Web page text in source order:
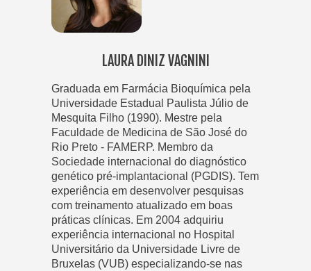
LAURA DINIZ VAGNINI
Graduada em Farmácia Bioquímica pela
Universidade Estadual Paulista Júlio de
Mesquita Filho (1990). Mestre pela
Faculdade de Medicina de São José do
Rio Preto - FAMERP. Membro da
Sociedade internacional do diagnóstico
genético pré-implantacional (PGDIS). Tem
experiência em desenvolver pesquisas
com treinamento atualizado em boas
práticas clínicas. Em 2004 adquiriu
experiência internacional no Hospital
Universitário da Universidade Livre de
Bruxelas (VUB) especializando-se nas